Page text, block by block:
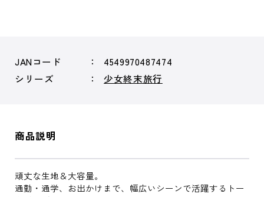
JANコード
4549970487474
シリーズ
少女終末旅行
商品説明
頑丈な生地＆大容量。
通勤・通学、お出かけまで、幅広いシーンで活躍するトー